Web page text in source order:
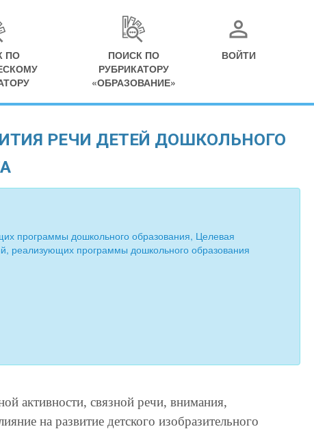
ПО
ПОИСК ПО
РУБРИКАТОРУ
«ОБРАЗОВАНИЕ»
ВОЙТИ
РЕЧИ ДЕТЕЙ ДОШКОЛЬНОГО
программы дошкольного образования, Целевая
реализующих программы дошкольного образования
активности, связной речи, внимания,
на развитие детского изобразительного